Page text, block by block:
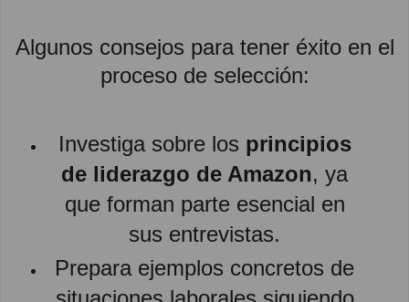
Algunos consejos para tener éxito en el
proceso de selección:
Investiga sobre los principios
de liderazgo de Amazon, ya
que forman parte esencial en
sus entrevistas.
Prepara ejemplos concretos de